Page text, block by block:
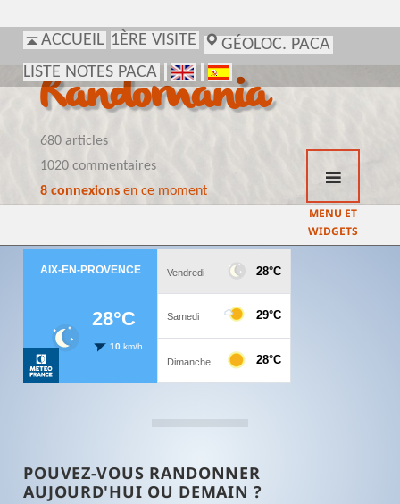
ACCUEIL 1ÈRE VISITE
GÉOLOC. PACA
LISTE NOTES PACA
Randomania
680 articles
1020 commentaires
8 connexionsen ce moment
MENU ET
WIDGETS
POUVEZ-VOUS RANDONNER
AUJOURD'HUI OU DEMAIN ?